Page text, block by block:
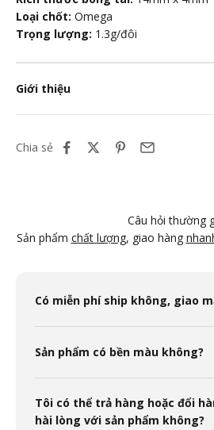
Loại chốt: Omega
Trọng lượng: 1.3g/đôi
Giới thiệu
Chia sẻ
Câu hỏi thường
Sản phẩm chất lượng, giao hàng
Có miễn phí ship không, giao
Sản phẩm có bền màu không?
Tôi có thể trả hàng hoặc đổi
hài lòng với sản phẩm không?